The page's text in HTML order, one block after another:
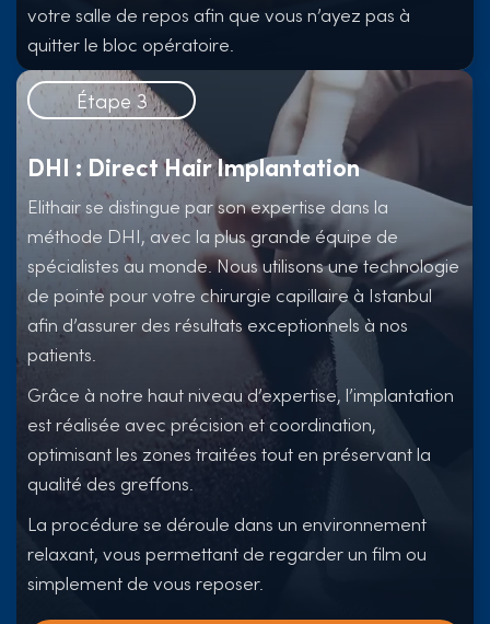
votre salle de repos afin que vous n’ayez pas à
quitter le bloc opératoire.
Étape 3
DHI : Direct Hair Implantation
Elithair se distingue par son expertise dans la
méthode DHI, avec la plus grande équipe de
spécialistes au monde. Nous utilisons une technologie
de pointe pour votre chirurgie capillaire à Istanbul
afin d’assurer des résultats exceptionnels à nos
patients.
Grâce à notre haut niveau d’expertise, l’implantation
est réalisée avec précision et coordination,
optimisant les zones traitées tout en préservant la
qualité des greffons.
La procédure se déroule dans un environnement
relaxant, vous permettant de regarder un film ou
simplement de vous reposer.